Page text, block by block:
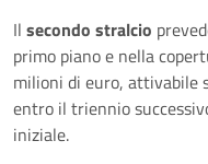
Il secondo stralcio
primo piano e nella
milioni di euro, attivabile
entro il triennio
iniziale.